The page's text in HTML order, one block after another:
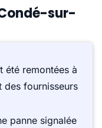
sur-
été remontées à
des fournisseurs
panne signalée